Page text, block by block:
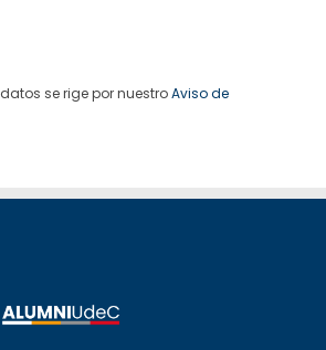
se rige por nuestroAviso de